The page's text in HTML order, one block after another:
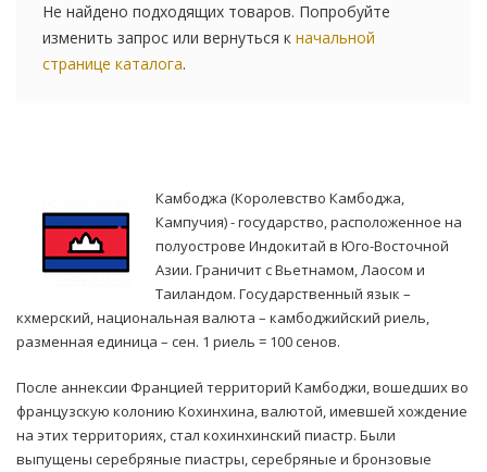
Не найдено подходящих товаров. Попробуйте
изменить запрос или вернуться к начальной
странице каталога.
Камбоджа (Королевство Камбоджа,
Кампучия) - государство, расположенное на
полуострове Индокитай в Юго-Восточной
Азии. Граничит с Вьетнамом, Лаосом и
Таиландом. Государственный язык –
кхмерский, национальная валюта – камбоджийский риель,
разменная единица – сен. 1 риель = 100 сенов.
После аннексии Францией территорий Камбоджи, вошедших во
французскую колонию Кохинхина, валютой, имевшей хождение
на этих территориях, стал кохинхинский пиастр. Были
выпущены серебряные пиастры, серебряные и бронзовые